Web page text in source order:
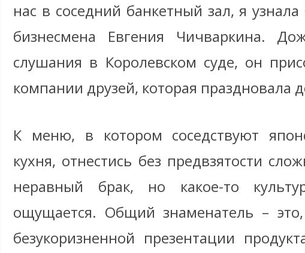
нас в соседний банкетный зал, я узнала
бизнесмена Евгения Чичваркина.
слушания в Королевском суде, он
компании друзей, которая праздновала
К меню, в котором соседствуют
кухня, отнестись без предвзятости
неравный брак, но какое-то
ощущается. Общий знаменатель –
безукоризненной презентации